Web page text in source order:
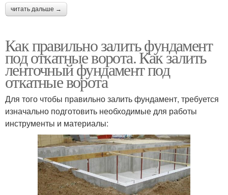
читать дальше →
Как правильно залить фундамент
под откатные ворота. Как залить
ленточный фундамент под
откатные ворота
Для того чтобы правильно залить фундамент, требуется
изначально подготовить необходимые для работы
инструменты и материалы: